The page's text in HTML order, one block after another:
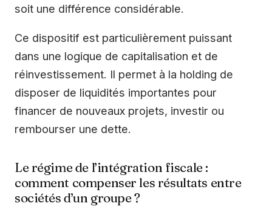
soit une différence considérable.
Ce dispositif est particulièrement puissant
dans une logique de capitalisation et de
réinvestissement. Il permet à la holding de
disposer de liquidités importantes pour
financer de nouveaux projets, investir ou
rembourser une dette.
Le régime de l’intégration fiscale :
comment compenser les résultats entre
sociétés d’un groupe ?